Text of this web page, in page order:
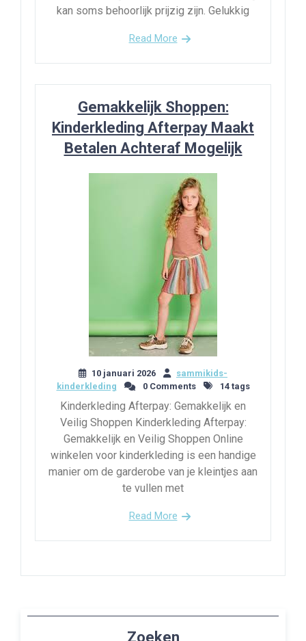
kan soms behoorlijk prijzig zijn. Gelukkig
Read More
Gemakkelijk Shoppen:
Kinderkleding Afterpay Maakt
Betalen Achteraf Mogelijk
10 januari 2026
sammikids-
kinderkleding
0 Comments 14 tags
Kinderkleding Afterpay: Gemakkelijk en
Veilig Shoppen Kinderkleding Afterpay:
Gemakkelijk en Veilig Shoppen Online
winkelen voor kinderkleding is een handige
manier om de garderobe van je kleintjes aan
te vullen met
Read More
Zoeken